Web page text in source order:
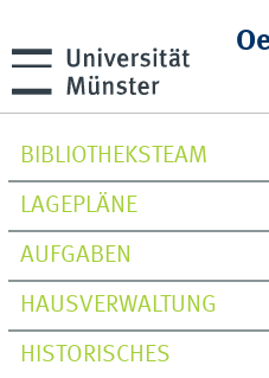
BIBLIOTHEKSTEAM
LAGEPLÄNE
AUFGABEN
HAUSVERWALTUNG
HISTORISCHES